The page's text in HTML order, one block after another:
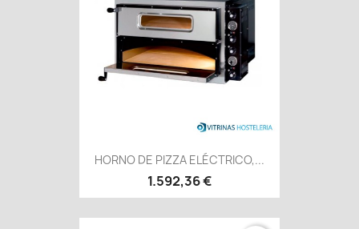
HORNO DE PIZZA ELÉCTRICO,...
1.592,36 €